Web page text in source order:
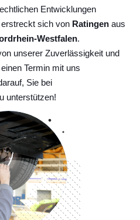
Entwicklungen
sich von Ratingen aus
Westfalen.
unserer Zuverlässigkeit und
Termin mit uns
Sie bei
unterstützen!